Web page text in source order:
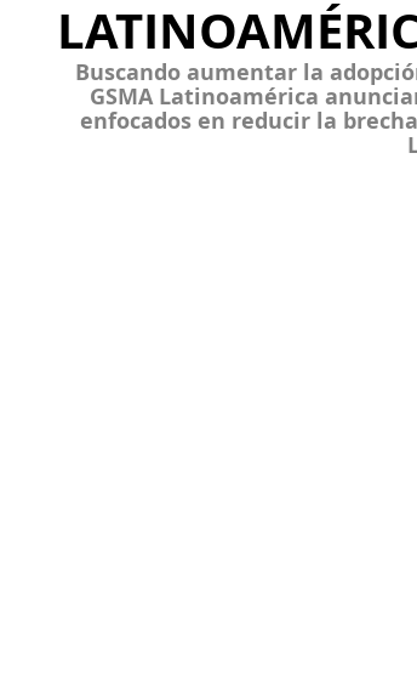
Buscando aumentar la
GSMA Latinoamérica
enfocados en reducir la